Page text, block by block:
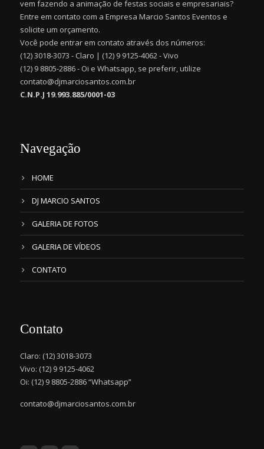
vem fazendo a animação de festas sociais e empresariais?
Entre em contato com a Empresa Marcio Santos Eventos e
solicite um orçamento.
Você pode entrar em contato através dos números:
(12) 3018-3073 - Claro | (12) 9 9125-4062 - Vivo
(12) 9 8805-2886 - Oi e Whatsapp, se preferir, utilize
contato@djmarciosantos.com.br
C.N.P.J 19.993.885/0001-03
Navegação
HOME
DJ MARCIO SANTOS
GALERIA DE FOTOS
GALERIA DE VÍDEOS
CONTATO
Contato
Claro: (12) 3018-3073
Vivo: (12) 9 9125-4062
Oi: (12) 9 8805-2886 “Whatsapp”
contato@djmarciosantos.com.br